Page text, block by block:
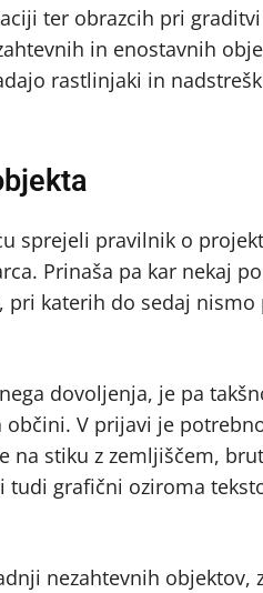
ter obrazcih pri
in enostavnih
rastlinjaki in
sprejeli pravilnik o
Prinaša pa kar nekaj
pri katerih do sedaj
dovoljenja, je pa
V prijavi je
na stiku z zemljiščem,
grafični oziroma
nezahtevnih objektov,